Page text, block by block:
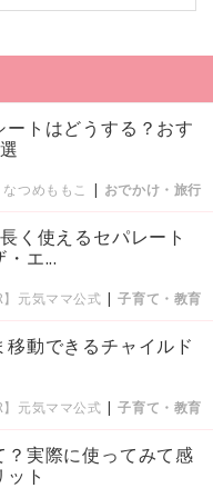
トはどうする？おす
なつめももこ | おでかけ・旅行
く使えるセパレート
エ...
】元気ママ公式 |子育て・教育
動できるチャイルド
】元気ママ公式 |子育て・教育
？実際に使ってみて感
ト